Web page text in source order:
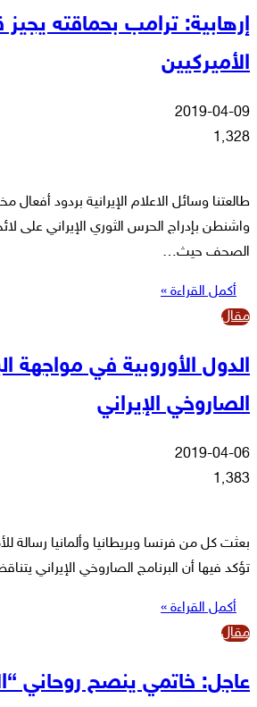
إرهابية: ترامب بحماقته يجيز
الأميركيين
2019-04-09
1٬328
طالعتنا وسائل الاعلام الإيرانية بردود أفعال
واشنطن بإدراج الحرس الثوري الإيراني على
الصحف حيث…
أكمل القراءة »
مقال
الدول الأوروبية في مواجهة
الصاروخي الإيراني
2019-04-06
1٬383
بعثت كل من فرنسا وبريطانيا وألمانيا رسالة
تؤكد فيها أن البرنامج الصاروخي الإيراني
أكمل القراءة »
مقال
عاجل: خاتمي ينصح روحاني